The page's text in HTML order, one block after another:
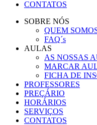
CONTATOS
SOBRE NÓS
QUEM
FAQ´s
AULAS
AS NOSSAS
MARCAR
FICHA DE
PROFESSORES
PREÇÁRIO
HORÁRIOS
SERVIÇOS
CONTATOS